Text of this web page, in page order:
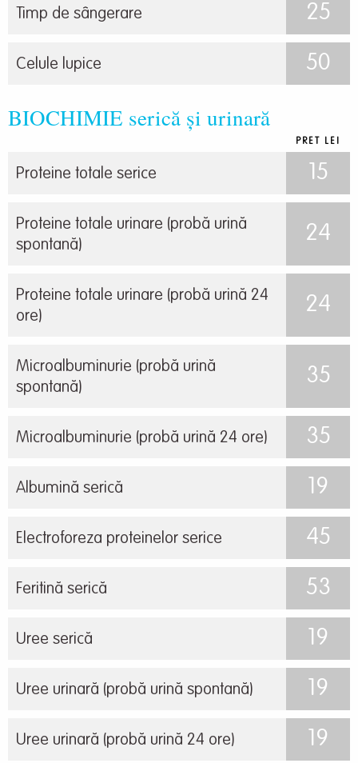
Timp de sângerare 25
Celule lupice 50
BIOCHIMIE serică și urinară
PRET LEI
Proteine totale serice 15
Proteine totale urinare (probă urină
spontană)
24
Proteine totale urinare (probă urină 24
ore)
24
Microalbuminurie (probă urină
spontană)
35
Microalbuminurie (probă urină 24 ore) 35
Albumină serică 19
Electroforeza proteinelor serice 45
Feritină serică 53
Uree serică 19
Uree urinară (probă urină spontană) 19
Uree urinară (probă urină 24 ore) 19